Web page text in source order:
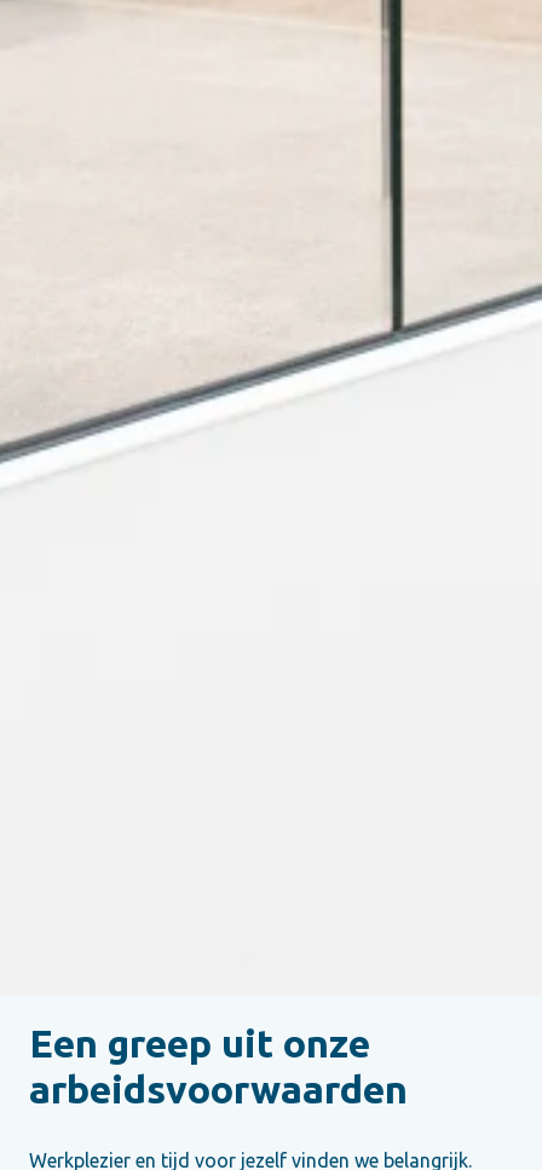
Een greep uit onze
arbeidsvoorwaarden
Werkplezier en tijd voor jezelf vinden we belangrijk.